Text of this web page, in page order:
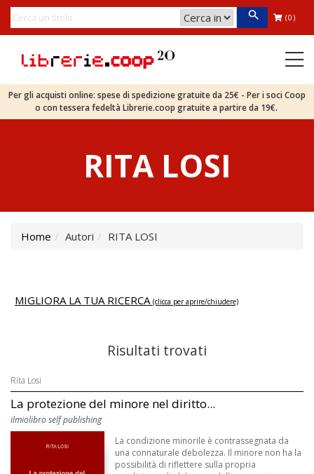
(0)
Per gli acquisti online: spese di spedizione gratuite da 25€ - Per i soci Coop
o con tessera fedeltà Librerie.coop gratuite a partire da 19€.
RITA LOSI
Home Autori RITA LOSI
MIGLIORA LA TUA RICERCA (clicca per aprire/chiudere)
Risultati trovati
Rita Losi
La protezione del minore nel diritto...
ilmiolibro self publishing
La condizione minorile è contrassegnata da
una connaturale debolezza. Il minore non ha la
possibilità di riflettere sulla propria